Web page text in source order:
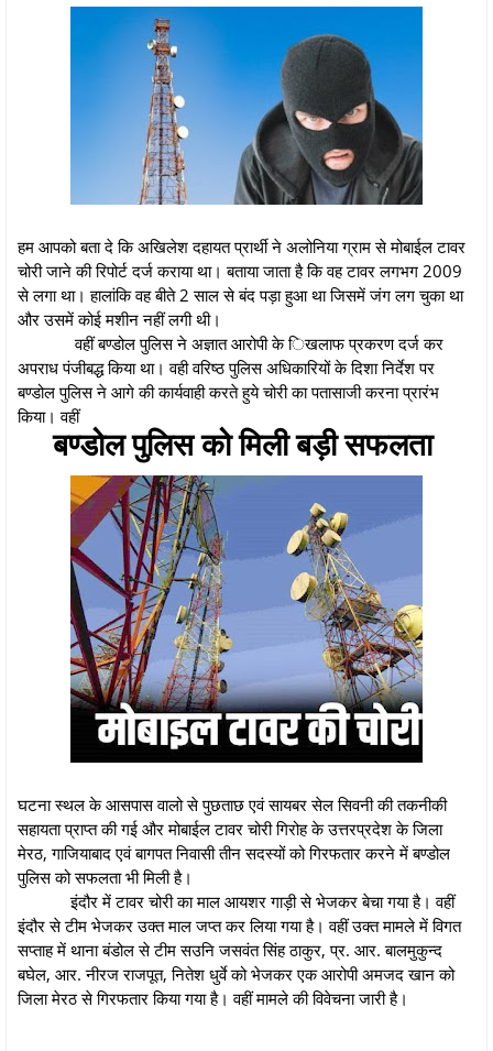
हम आपको बता दे कि अखिलेश दहायत प्रार्थी ने अलोनिया ग्राम से मोबाईल टावर
चोरी जाने की रिपोर्ट दर्ज कराया था। बताया जाता है कि वह टावर लगभग 2009
से लगा था। हालांकि वह बीते 2 साल से बंद पड़ा हुआ था जिसमें जंग लग चुका था
और उसमें कोई मशीन नहीं लगी थी।
वहीं बण्डोल पुलिस ने अज्ञात आरोपी के िखलाफ प्रकरण दर्ज कर
अपराध पंजीबद्ध किया था। वही वरिष्ठ पुलिस अधिकारियों के दिशा निर्देश पर
बण्डोल पुलिस ने आगे की कार्यवाही करते हुये चोरी का पतासाजी करना प्रारंभ
किया। वहीं
बण्डोल पुलिस को मिली बड़ी सफलता
घटना स्थल के आसपास वालो से पुछताछ एवं सायबर सेल सिवनी की तकनीकी
सहायता प्राप्त की गई और मोबाईल टावर चोरी गिरोह के उत्तरप्रदेश के जिला
मेरठ, गाजियाबाद एवं बागपत निवासी तीन सदस्यों को गिरफतार करने में बण्डोल
पुलिस को सफलता भी मिली है।
इंदौर में टावर चोरी का माल आयशर गाड़ी से भेजकर बेचा गया है। वहीं
इंदौर से टीम भेजकर उक्त माल जप्त कर लिया गया है। वहीं उक्त मामले में विगत
सप्ताह में थाना बंडोल से टीम सउनि जसवंत सिंह ठाकुर, प्र. आर. बालमुकुन्द
बघेल, आर. नीरज राजपूत, नितेश धुर्वे को भेजकर एक आरोपी अमजद खान को
जिला मेरठ से गिरफतार किया गया है। वहीं मामले की विवेचना जारी है।